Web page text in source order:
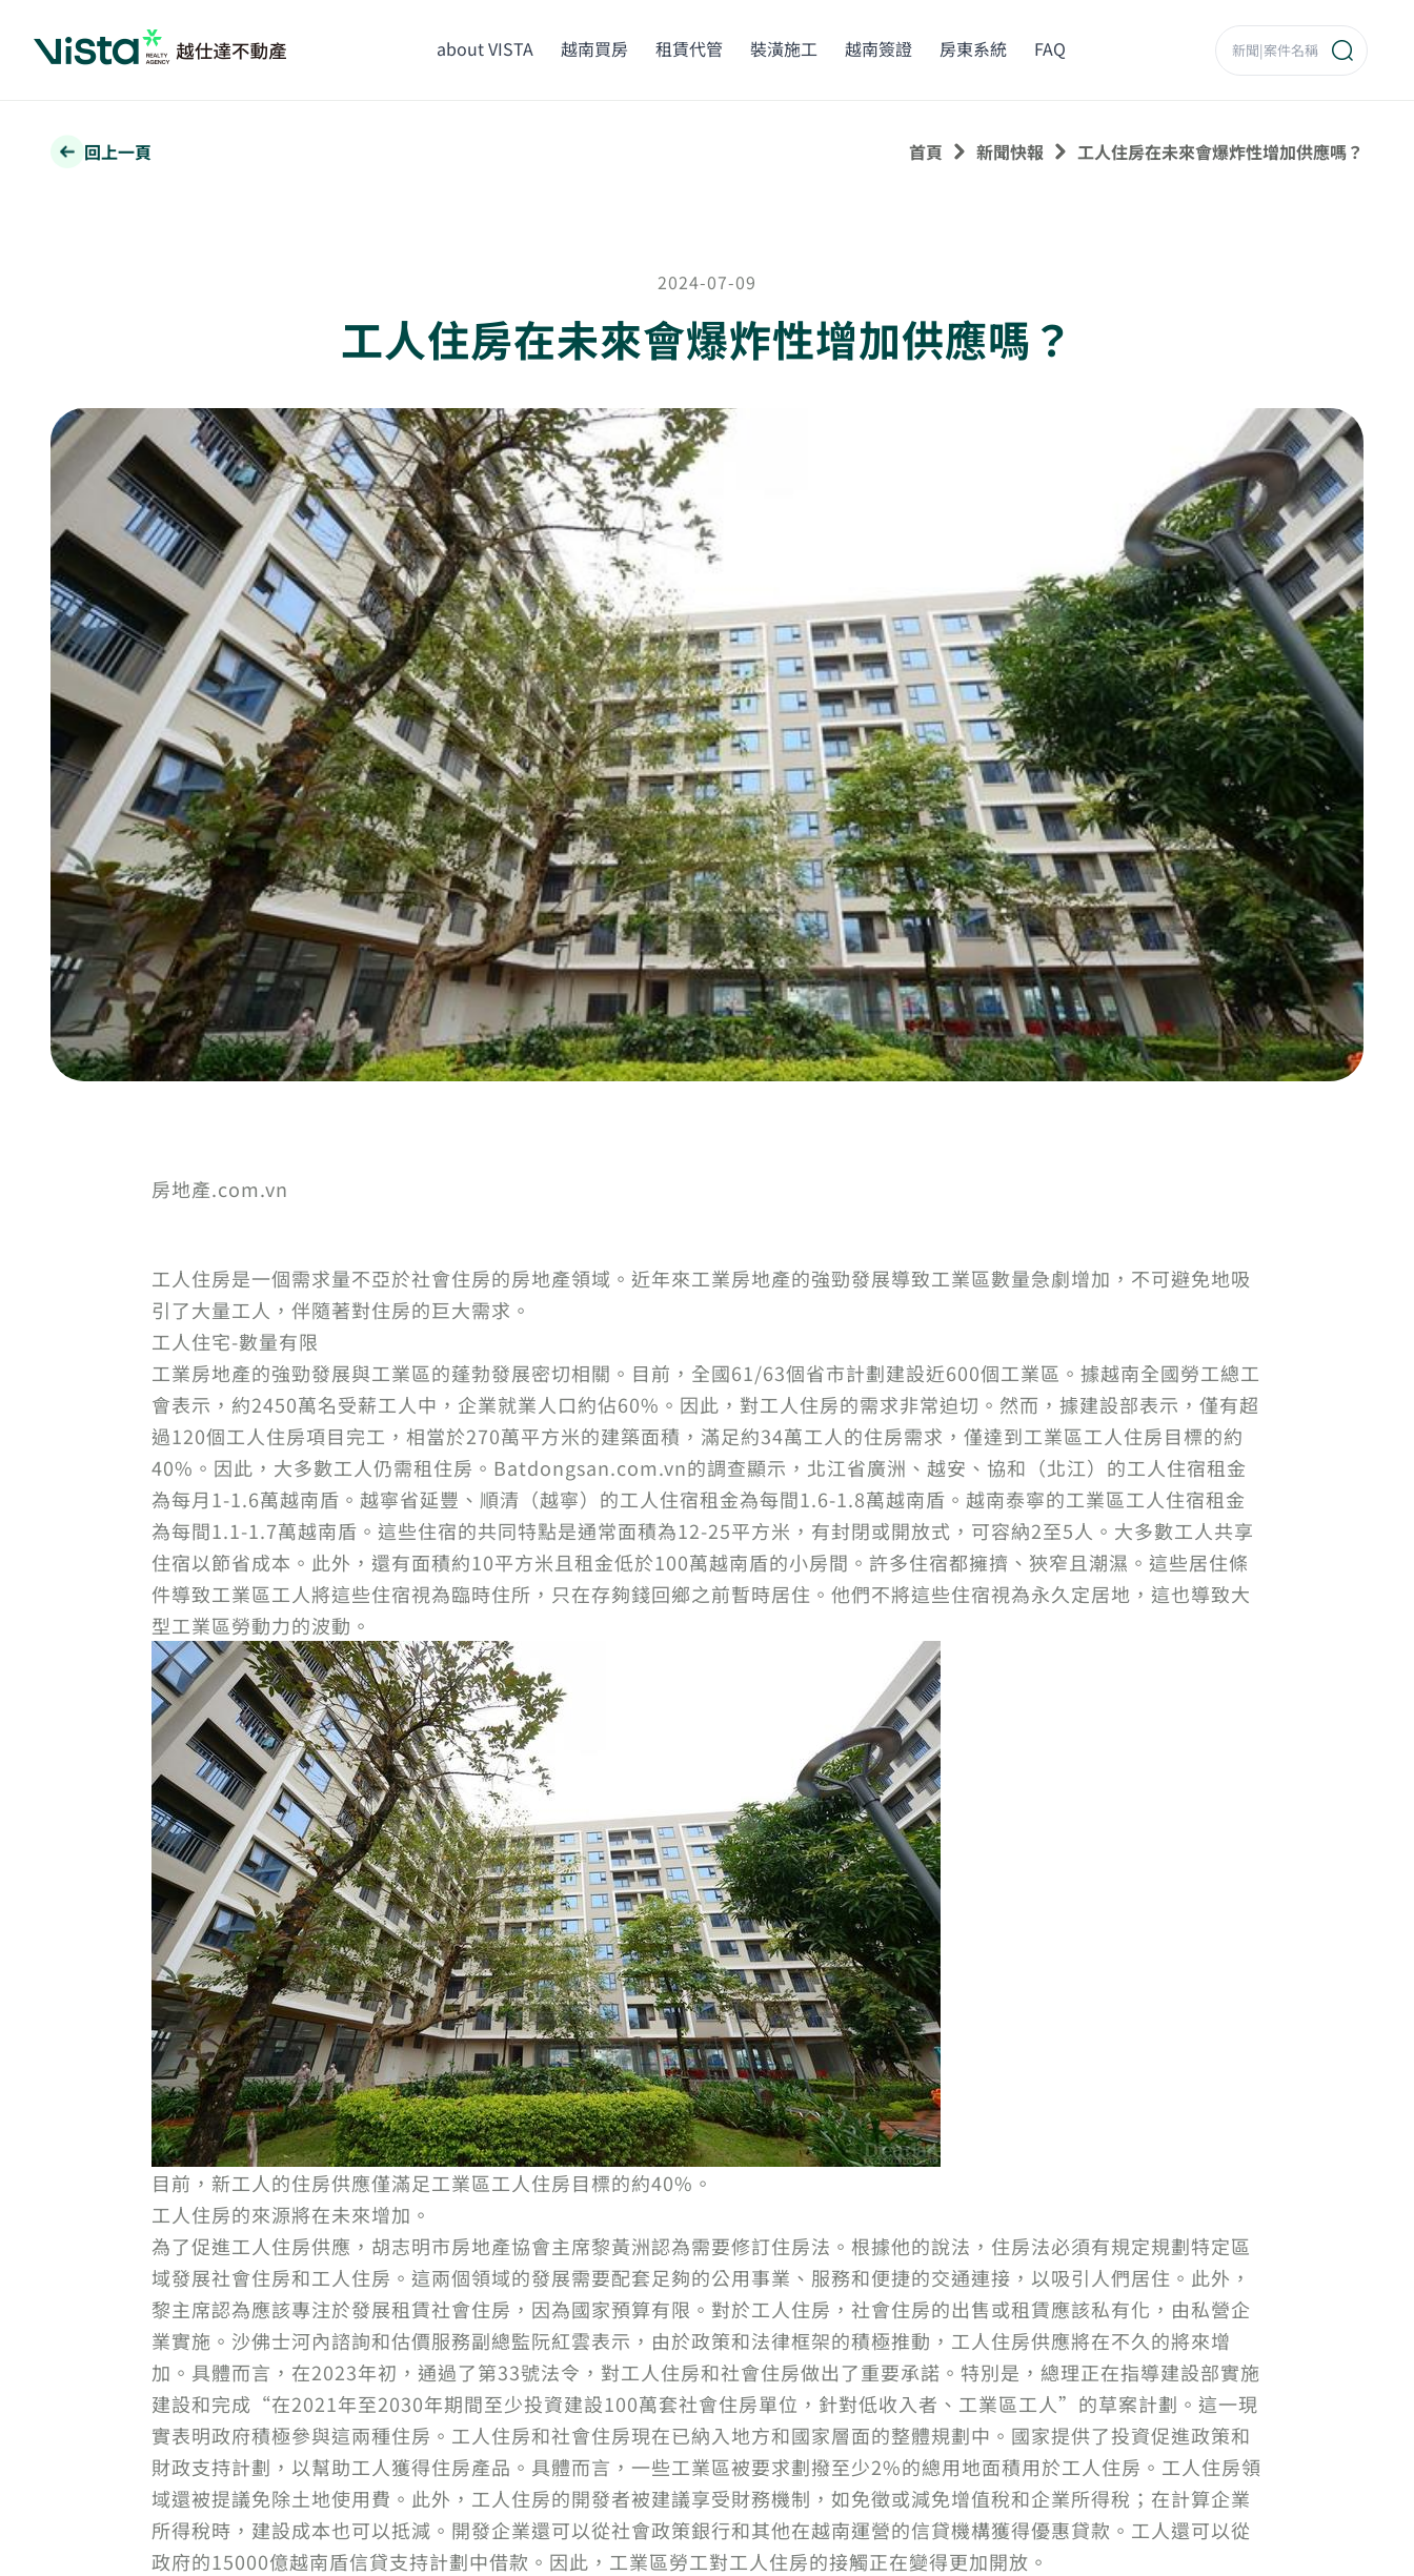
about VISTA 越南買房 租賃代管 裝潢施工 越南簽證 房東系統 FAQ
回上一頁 首頁 新聞快報 工人住房在未來會爆炸性增加供應嗎？
2024-07-09
工人住房在未來會爆炸性增加供應嗎？
房地產.com.vn
工人住房是一個需求量不亞於社會住房的房地產領域。近年來工業房地產的強勁發展導致工業區數量急劇增加，不可避免地吸
引了大量工人，伴隨著對住房的巨大需求。
工人住宅-數量有限
工業房地產的強勁發展與工業區的蓬勃發展密切相關。目前，全國61/63個省市計劃建設近600個工業區。據越南全國勞工總工
會表示，約2450萬名受薪工人中，企業就業人口約佔60%。因此，對工人住房的需求非常迫切。然而，據建設部表示，僅有超
過120個工人住房項目完工，相當於270萬平方米的建築面積，滿足約34萬工人的住房需求，僅達到工業區工人住房目標的約
40%。因此，大多數工人仍需租住房。Batdongsan.com.vn的調查顯示，北江省廣洲、越安、協和（北江）的工人住宿租金
為每月1-1.6萬越南盾。越寧省延豐、順清（越寧）的工人住宿租金為每間1.6-1.8萬越南盾。越南泰寧的工業區工人住宿租金
為每間1.1-1.7萬越南盾。這些住宿的共同特點是通常面積為12-25平方米，有封閉或開放式，可容納2至5人。大多數工人共享
住宿以節省成本。此外，還有面積約10平方米且租金低於100萬越南盾的小房間。許多住宿都擁擠、狹窄且潮濕。這些居住條
件導致工業區工人將這些住宿視為臨時住所，只在存夠錢回鄉之前暫時居住。他們不將這些住宿視為永久定居地，這也導致大
型工業區勞動力的波動。
目前，新工人的住房供應僅滿足工業區工人住房目標的約40%。
工人住房的來源將在未來增加。
為了促進工人住房供應，胡志明市房地產協會主席黎黃洲認為需要修訂住房法。根據他的說法，住房法必須有規定規劃特定區
域發展社會住房和工人住房。這兩個領域的發展需要配套足夠的公用事業、服務和便捷的交通連接，以吸引人們居住。此外，
黎主席認為應該專注於發展租賃社會住房，因為國家預算有限。對於工人住房，社會住房的出售或租賃應該私有化，由私營企
業實施。沙佛士河內諮詢和估價服務副總監阮紅雲表示，由於政策和法律框架的積極推動，工人住房供應將在不久的將來增
加。具體而言，在2023年初，通過了第33號法令，對工人住房和社會住房做出了重要承諾。特別是，總理正在指導建設部實施
建設和完成“在2021年至2030年期間至少投資建設100萬套社會住房單位，針對低收入者、工業區工人”的草案計劃。這一現
實表明政府積極參與這兩種住房。工人住房和社會住房現在已納入地方和國家層面的整體規劃中。國家提供了投資促進政策和
財政支持計劃，以幫助工人獲得住房產品。具體而言，一些工業區被要求劃撥至少2%的總用地面積用於工人住房。工人住房領
域還被提議免除土地使用費。此外，工人住房的開發者被建議享受財務機制，如免徵或減免增值稅和企業所得稅；在計算企業
所得稅時，建設成本也可以抵減。開發企業還可以從社會政策銀行和其他在越南運營的信貸機構獲得優惠貸款。工人還可以從
政府的15000億越南盾信貸支持計劃中借款。因此，工業區勞工對工人住房的接觸正在變得更加開放。